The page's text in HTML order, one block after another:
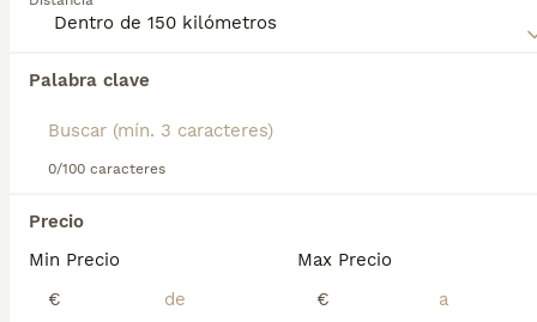
Palabra clave
0/100 caracteres
Precio
Min Precio
€
Max Precio
€
Lee nuestra
página de consejos de compra de Maine Coon
Macho Maine Coon Black Smoke